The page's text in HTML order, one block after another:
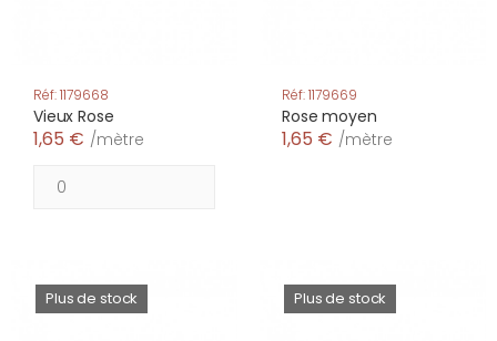
Réf: 1179668
Vieux Rose
1,65 € /mètre
Réf: 1179669
Rose moyen
1,65 € /mètre
Plus de stock Plus de stock